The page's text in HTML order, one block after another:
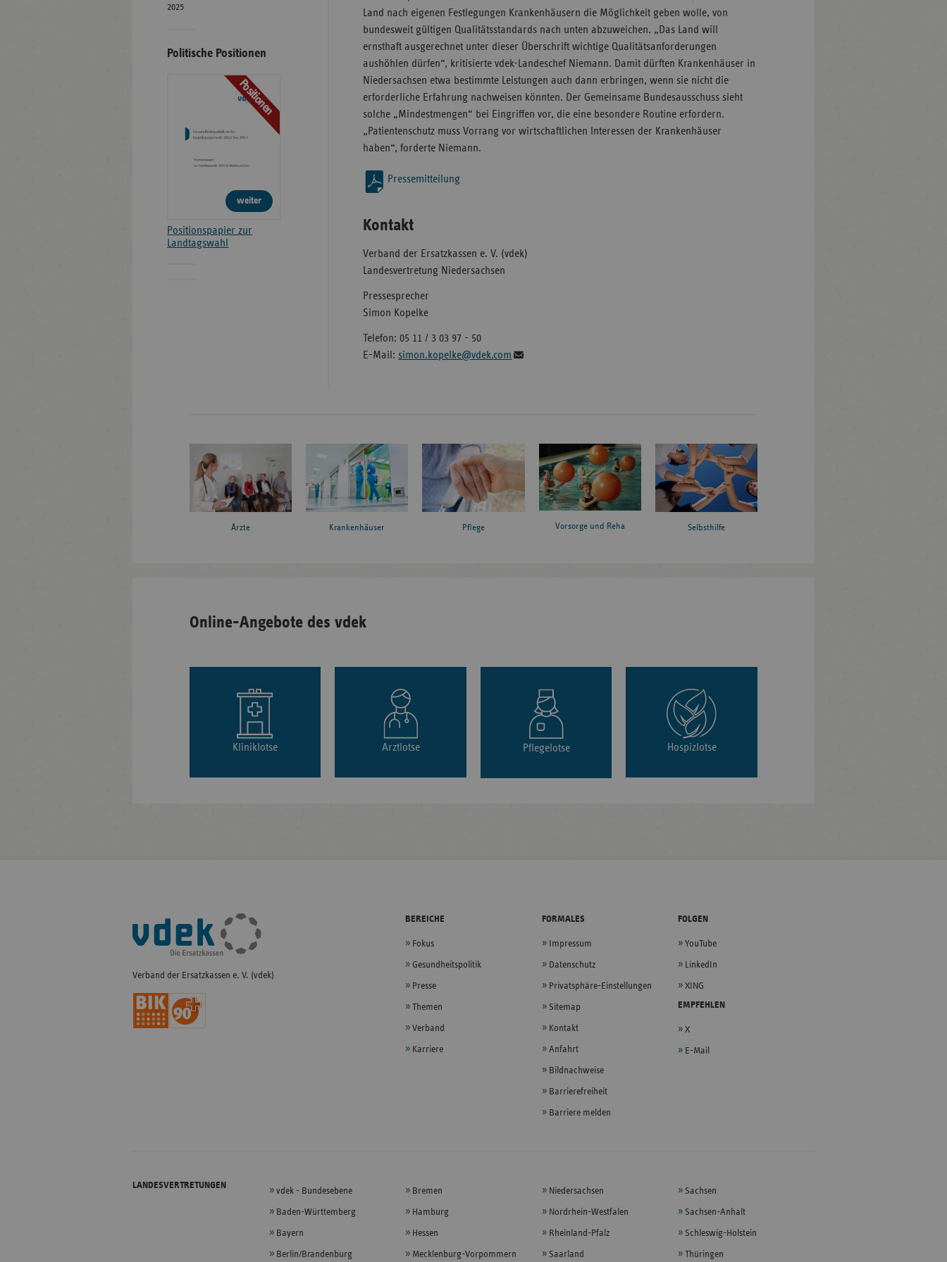
Land nach eigenen Festlegungen Krankenhäusern die Möglichkeit geben wolle, von
bundesweit gültigen Qualitätsstandards nach unten abzuweichen. „Das Land will
ernsthaft ausgerechnet unter dieser Überschrift wichtige Qualitätsanforderungen
aushöhlen dürfen“, kritisierte vdek-Landeschef Niemann. Damit dürften Krankenhäuser in
Niedersachsen etwa bestimmte Leistungen auch dann erbringen, wenn sie nicht die
erforderliche Erfahrung nachweisen könnten. Der Gemeinsame Bundesausschuss sieht
solche „Mindestmengen“ bei Eingriffen vor, die eine besondere Routine erfordern.
„Patientenschutz muss Vorrang vor wirtschaftlichen Interessen der Krankenhäuser
haben“, forderte Niemann.
Pressemitteilung
Kontakt
Verband der Ersatzkassen e. V. (vdek)
Landesvertretung Niedersachsen
Pressesprecher
Simon Kopelke
Telefon: 05 11 / 3 03 97 - 50
E-Mail: simon.kopelke@vdek.com
2025
Politische Positionen
Positionen
weiter
Positionspapier zur
Landtagswahl
Ärzte Krankenhäuser Pflege Vorsorge und Reha Selbsthilfe
Online-Angebote des vdek
Kliniklotse Arztlotse Pflegelotse Hospizlotse
Fußleisten-
Navigation
Verband der Ersatzkassen e. V. (vdek)
BEREICHE
Fokus
Gesundheitspolitik
Presse
Themen
Verband
Karriere
FORMALES
Impressum
Datenschutz
Privatsphäre-Einstellungen
Sitemap
Kontakt
Anfahrt
Bildnachweise
Barrierefreiheit
Barriere melden
FOLGEN
YouTube
LinkedIn
XING
EMPFEHLEN
X
E-Mail
LANDESVERTRETUNGEN
vdek - Bundesebene
Baden-Württemberg
Bayern
Berlin/Brandenburg
Bremen
Hamburg
Hessen
Mecklenburg-Vorpommern
Niedersachsen
Nordrhein-Westfalen
Rheinland-Pfalz
Saarland
Sachsen
Sachsen-Anhalt
Schleswig-Holstein
Thüringen